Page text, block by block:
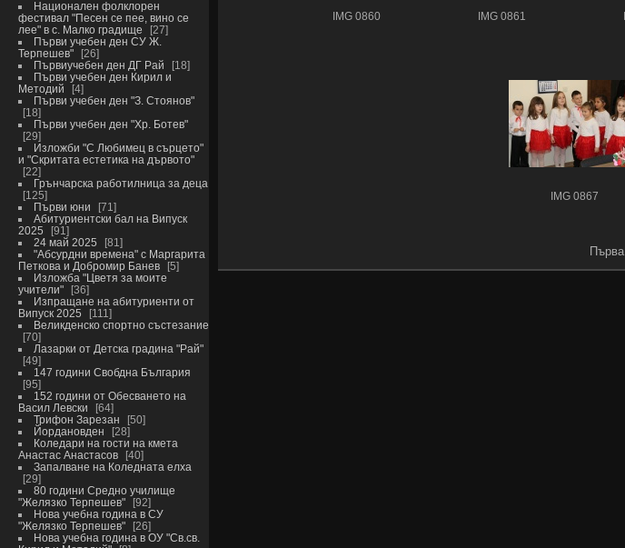
Национален фолклорен
фестивал "Песен се пее, вино се
лее" в с. Малко градище
27
Първи учебен ден СУ Ж.
Терпешев"
26
Първиучебен ден ДГ Рай
18
Първи учебен ден Кирил и
Методий
4
Първи учебен ден "З. Стоянов"
18
Първи учебен ден "Хр. Ботев"
29
Изложби "С Любимец в сърцето"
и "Скритата естетика на дървото"
22
Грънчарска работилница за деца
125
Първи юни
71
Абитуриентски бал на Випуск
2025
91
24 май 2025
81
"Абсурдни времена" с Маргарита
Петкова и Добромир Банев
5
Изложба "Цветя за моите
учители"
36
Изпращане на абитуриенти от
Випуск 2025
111
Великденско спортно състезание
70
Лазарки от Детска градина "Рай"
49
147 години Свобдна България
95
152 години от Обесването на
Васил Левски
64
Трифон Зарезан
50
Йордановден
28
Коледари на гости на кмета
Анастас Анастасов
40
Запалване на Коледната елха
29
80 години Средно училище
"Желязко Терпешев"
92
Нова учебна година в СУ
"Желязко Терпешев"
26
Нова учебна година в ОУ "Св.св.
IMG 0860 IMG 0861
IMG 0867
Първа |